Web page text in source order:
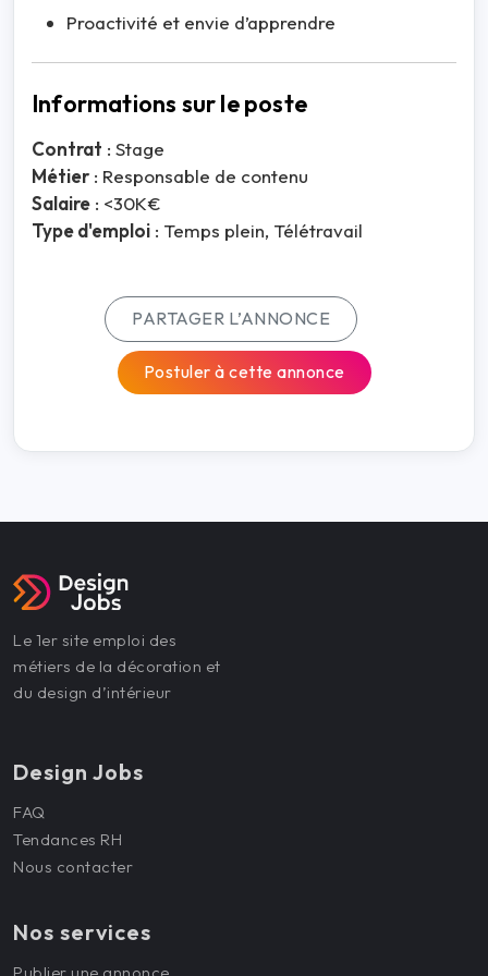
Proactivité et envie d’apprendre
Informations sur le poste
Contrat : Stage
Métier : Responsable de contenu
Salaire : <30K€
Type d'emploi : Temps plein, Télétravail
PARTAGER L’ANNONCE
Postuler à cette annonce
Le 1er site emploi des
métiers de la décoration et
du design d’intérieur
Design Jobs
FAQ
Tendances RH
Nous contacter
Nos services